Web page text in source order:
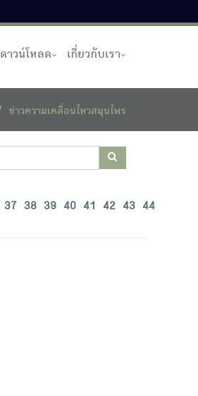
ดาวน์โหลด เกี่ยวกับเรา
ข่าวความเคลื่อนไหวสมุนไพร
37 38 39 40 41 42 43 44